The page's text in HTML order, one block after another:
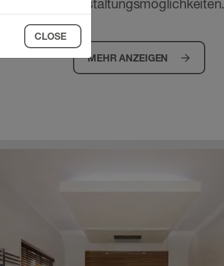
unendliche Gestaltungsmöglichkeiten.
MEHR ANZEIGEN
CLOSE